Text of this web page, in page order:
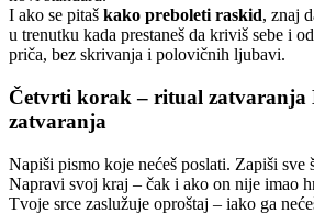
I ako se pitaš kako preboleti raskid, znaj
u trenutku kada prestaneš da kriviš sebe i
priča, bez skrivanja i polovičnih ljubavi.
Četvrti korak – ritual
zatvaranja
Napiši pismo koje nećeš poslati. Zapiši sve
Napravi svoj kraj – čak i ako on nije imao
Tvoje srce zaslužuje oproštaj – iako ga